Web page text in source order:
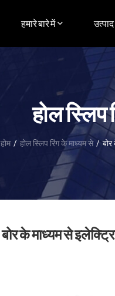
हमारे बारे में उत्पाद
होल स्लिप
होम / होल स्लिप रिंग के माध्यम से /
बोर के माध्यम से